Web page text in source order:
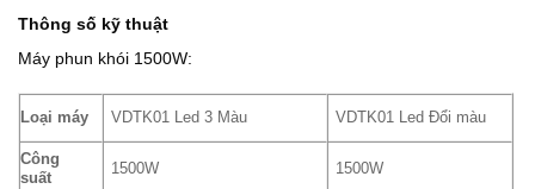
Thông số kỹ thuật
Máy phun khói 1500W:
Loại máy VDTK01 Led 3 Màu VDTK01 Led Đổi màu
Công
suất
1500W 1500W